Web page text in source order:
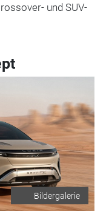
und SUV-
Bildergalerie